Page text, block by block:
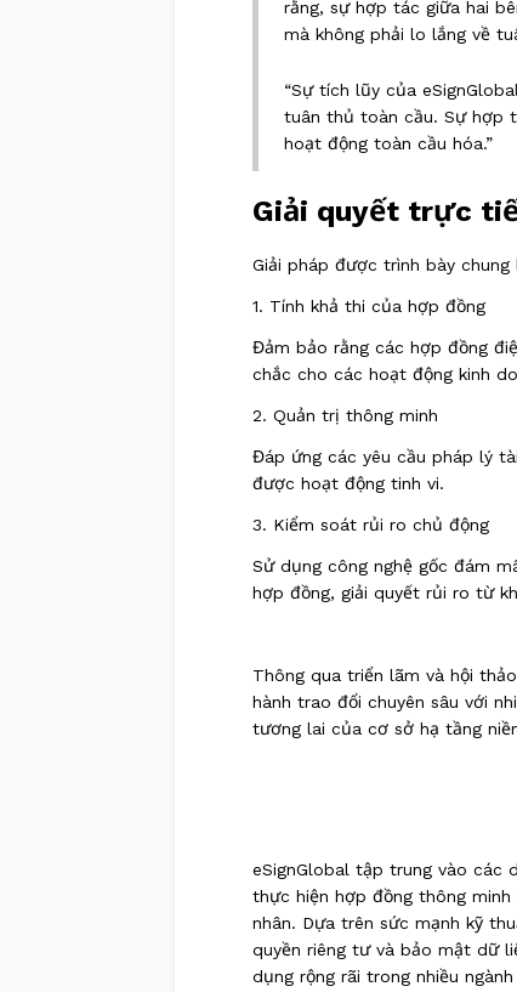
rằng, sự hợp tác giữa hai
mà không phải lo lắng về
“Sự tích lũy của
tuân thủ toàn cầu. Sự hợp
hoạt động toàn cầu hóa.”
Giải quyết trực
Giải pháp được trình bày
1. Tính khả thi của hợp đồng
Đảm bảo rằng các hợp đồng
chắc cho các hoạt động kinh
2. Quản trị thông minh
Đáp ứng các yêu cầu pháp lý
được hoạt động tinh vi.
3. Kiểm soát rủi ro chủ động
Sử dụng công nghệ gốc đám
hợp đồng, giải quyết rủi ro từ
Thông qua triển lãm và hội
hành trao đổi chuyên sâu với
tương lai của cơ sở hạ tầng
eSignGlobal tập trung vào các
thực hiện hợp đồng thông
nhân. Dựa trên sức mạnh kỹ
quyền riêng tư và bảo mật dữ
dụng rộng rãi trong nhiều